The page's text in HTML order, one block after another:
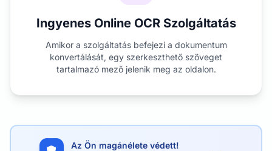
Ingyenes Online OCR Szolgáltatás
Amikor a szolgáltatás befejezi a dokumentum
konvertálását, egy szerkeszthető szöveget
tartalmazó mező jelenik meg az oldalon.
Az Ön magánélete védett!